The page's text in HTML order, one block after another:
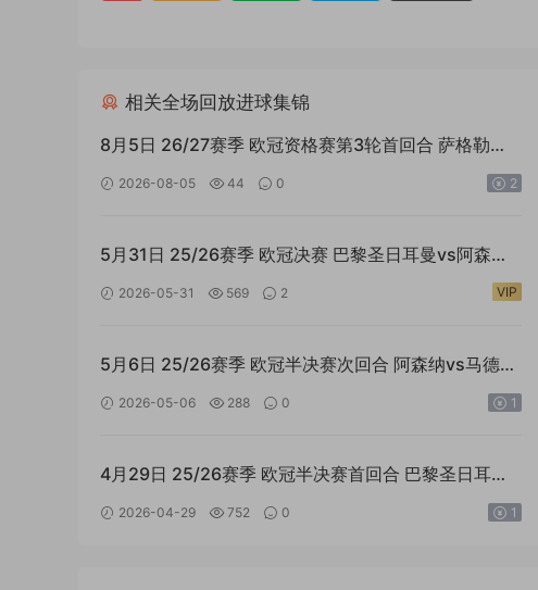
相关全场回放进球集锦
8月5日 26/27赛季 欧冠资格赛第3轮首回合 萨格勒布
迪纳摩vs考诺萨基列斯 外语高清全场回放
2026-08-05 44 0 2
5月31日 25/26赛季 欧冠决赛 巴黎圣日耳曼vs阿森纳
4K双语高清全场回放
2026-05-31 569 2 VIP
5月6日 25/26赛季 欧冠半决赛次回合 阿森纳vs马德里
竞技 4K双语高清全场回放
2026-05-06 288 0 1
4月29日 25/26赛季 欧冠半决赛首回合 巴黎圣日耳曼
vs拜仁慕尼黑 4K双音轨高清全场回放
2026-04-29 752 0 1